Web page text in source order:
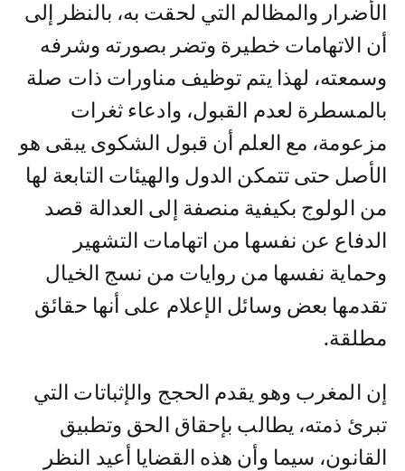
الأضرار والمظالم التي لحقت به، بالنظر إلى
أن الاتهامات خطيرة وتضر بصورته وشرفه
وسمعته، لهذا يتم توظيف مناورات ذات صلة
بالمسطرة لعدم القبول، وادعاء ثغرات
مزعومة، مع العلم أن قبول الشكوى يبقى هو
الأصل حتى تتمكن الدول والهيئات التابعة لها
من الولوج بكيفية منصفة إلى العدالة قصد
الدفاع عن نفسها من اتهامات التشهير
وحماية نفسها من روايات من نسج الخيال
تقدمها بعض وسائل الإعلام على أنها حقائق
مطلقة.
إن المغرب وهو يقدم الحجج والإثباتات التي
تبرئ ذمته، يطالب بإحقاق الحق وتطبيق
القانون، سيما وأن هذه القضايا أعيد النظر